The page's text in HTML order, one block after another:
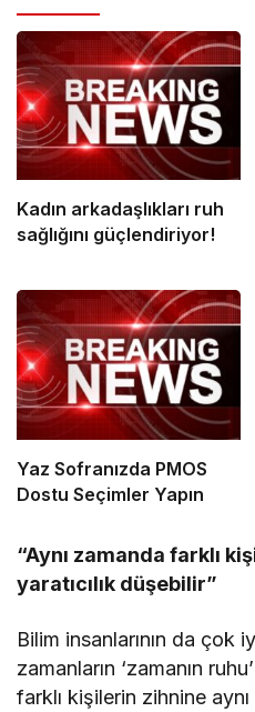
Kadın arkadaşlıkları ruh
sağlığını güçlendiriyor!
Yaz Sofranızda PMOS
Dostu Seçimler Yapın
“Aynı zamanda farklı
yaratıcılık düşebilir”
Bilim insanlarının da çok
zamanların ‘zamanın
farklı kişilerin zihnine aynı